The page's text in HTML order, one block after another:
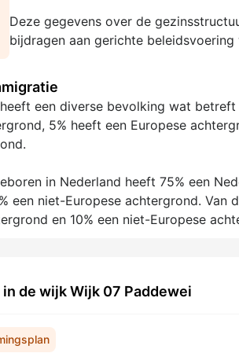
Deze gegevens over de
bijdragen aan gerichte
een diverse bevolking wat
5% heeft een Europese
in Nederland heeft 75% een
een niet-Europese achtergrond. Van
en 10% een niet-Europese
de wijk Wijk 07 Paddewei